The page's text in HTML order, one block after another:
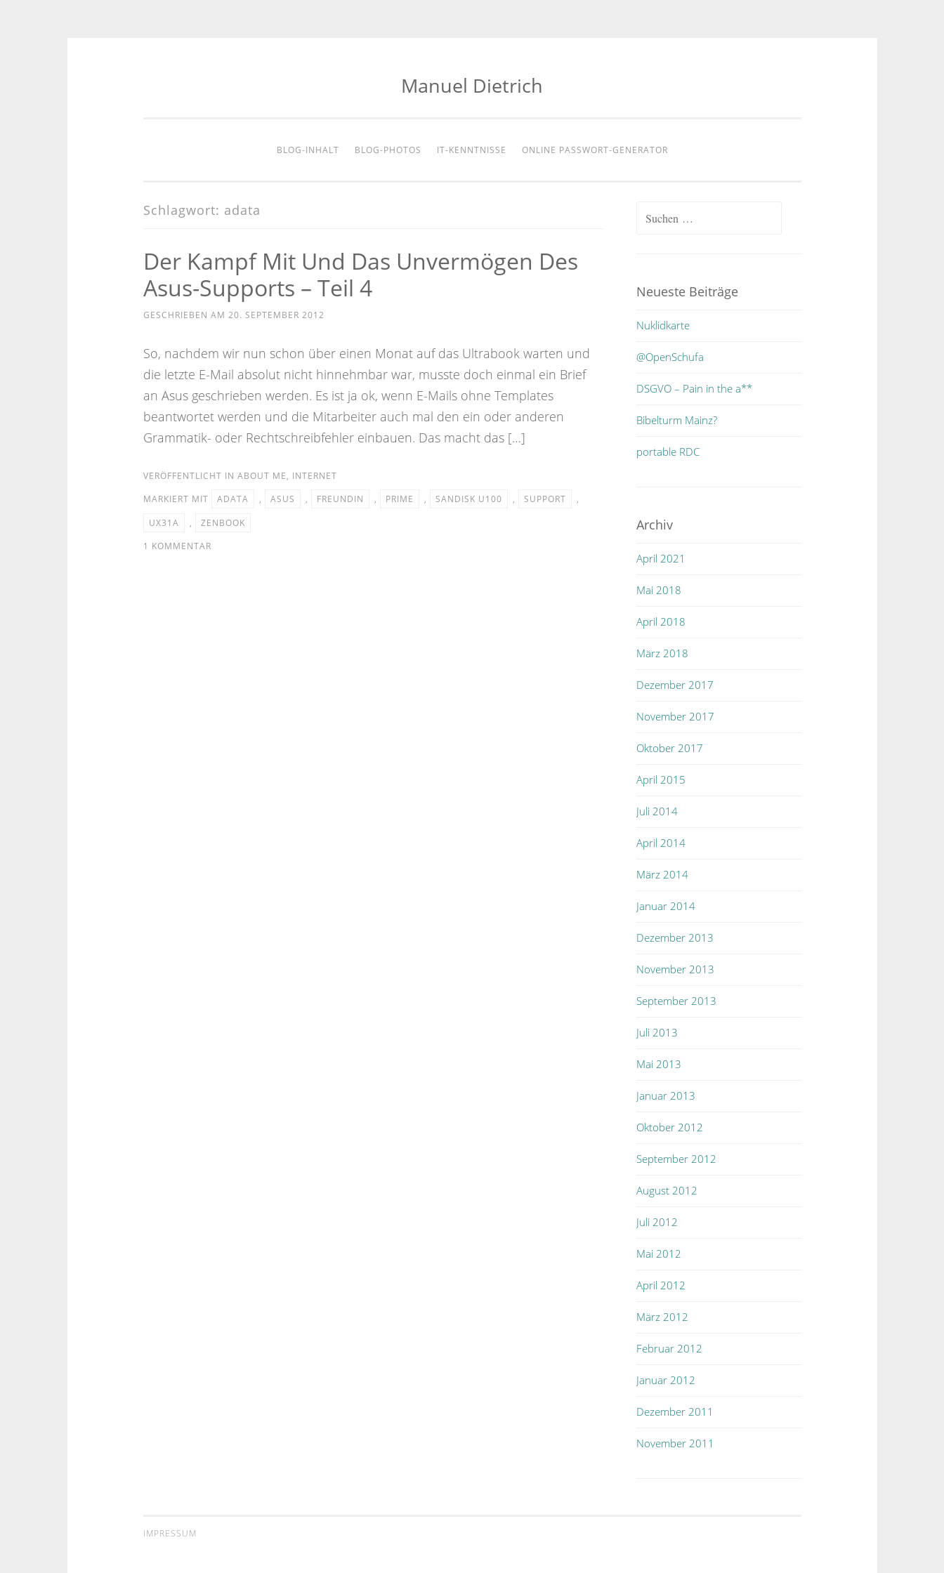
Manuel Dietrich
BLOG-INHALT BLOG-PHOTOS IT-KENNTNISSE ONLINE PASSWORT-GENERATOR
Schlagwort: adata
Der Kampf Mit Und Das Unvermögen Des
Asus-Supports – Teil 4
GESCHRIEBEN AM 20. SEPTEMBER 2012
So, nachdem wir nun schon über einen Monat auf das Ultrabook warten und
die letzte E-Mail absolut nicht hinnehmbar war, musste doch einmal ein Brief
an Asus geschrieben werden. Es ist ja ok, wenn E-Mails ohne Templates
beantwortet werden und die Mitarbeiter auch mal den ein oder anderen
Grammatik- oder Rechtschreibfehler einbauen. Das macht das […]
VERÖFFENTLICHT IN ABOUT ME, INTERNET
MARKIERT MIT
ADATA , ASUS , FREUNDIN , PRIME , SANDISK U100 , SUPPORT
,
UX31A
,
ZENBOOK
1 KOMMENTAR
Suchen
Neueste Beiträge
Nuklidkarte
@OpenSchufa
DSGVO – Pain in the a**
Bibelturm Mainz?
portable RDC
Archiv
April 2021
Mai 2018
April 2018
März 2018
Dezember 2017
November 2017
Oktober 2017
April 2015
Juli 2014
April 2014
März 2014
Januar 2014
Dezember 2013
November 2013
September 2013
Juli 2013
Mai 2013
Januar 2013
Oktober 2012
September 2012
August 2012
Juli 2012
Mai 2012
April 2012
März 2012
Februar 2012
Januar 2012
Dezember 2011
November 2011
IMPRESSUM